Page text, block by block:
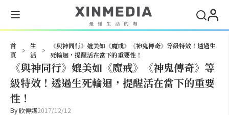
首
頁
>
生
活
>
《與神同行》媲美如《魔戒》《神鬼傳奇》等級特效！透過生
死輪迴，提醒活在當下的重要性！
《與神同行》媲美如《魔戒》《神鬼傳奇》等
級特效！透過生死輪迴，提醒活在當下的重要
性！
By欣傳媒2017/12/12